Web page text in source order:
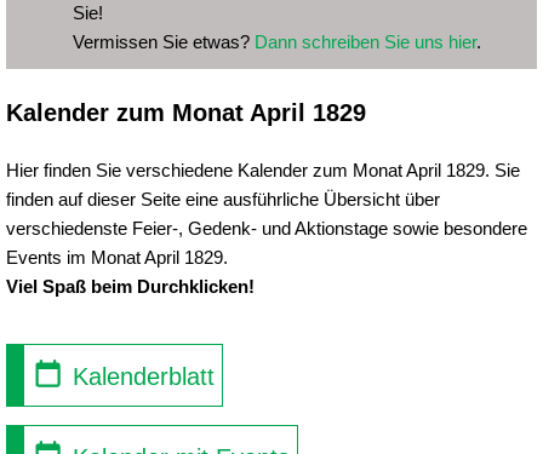
Sie!
Vermissen Sie etwas? Dann schreiben Sie uns hier.
Kalender zum Monat April 1829
Hier finden Sie verschiedene Kalender zum Monat April 1829. Sie
finden auf dieser Seite eine ausführliche Übersicht über
verschiedenste Feier-, Gedenk- und Aktionstage sowie besondere
Events im Monat April 1829.
Viel Spaß beim Durchklicken!
Kalenderblatt